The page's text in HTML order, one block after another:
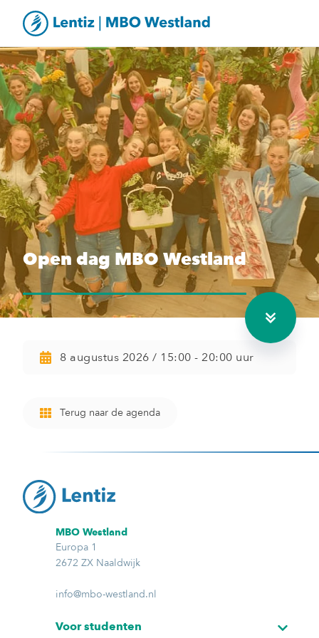
Open dag MBO Westland
8 augustus 2026 / 15:00 - 20:00 uur
Terug naar de agenda
MBO Westland
Europa 1
2672 ZX Naaldwijk
info@mbo-westland.nl
Voor studenten